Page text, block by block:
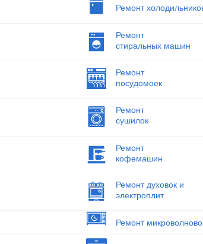
Ремонт
Ремонт
стиральных машин
Ремонт
посудомоек
Ремонт
сушилок
Ремонт
кофемашин
Ремонт духовок и
электроплит
Ремонт